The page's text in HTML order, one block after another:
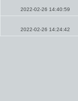
2022-02-26 14:40:59
2022-02-26 14:24:42